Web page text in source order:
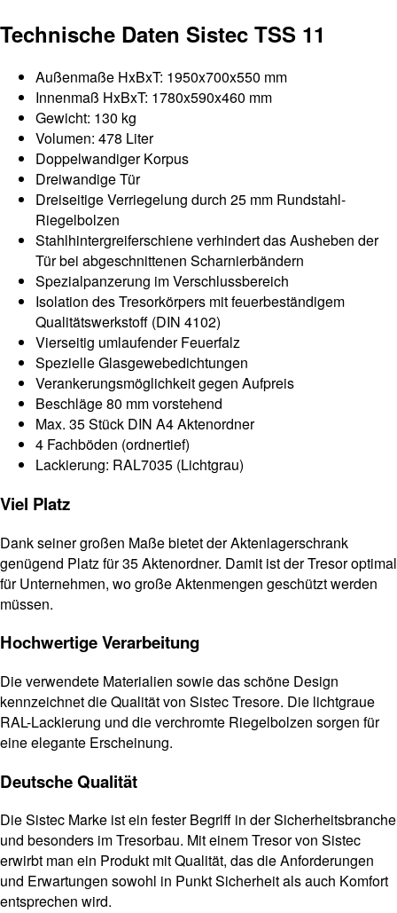
Technische Daten Sistec TSS 11
Außenmaße HxBxT: 1950x700x550 mm
Innenmaß HxBxT: 1780x590x460 mm
Gewicht: 130 kg
Volumen: 478 Liter
Doppelwandiger Korpus
Dreiwandige Tür
Dreiseitige Verriegelung durch 25 mm Rundstahl-
Riegelbolzen
Stahlhintergreiferschiene verhindert das Ausheben der
Tür bei abgeschnittenen Scharnierbändern
Spezialpanzerung im Verschlussbereich
Isolation des Tresorkörpers mit feuerbeständigem
Qualitätswerkstoff (DIN 4102)
Vierseitig umlaufender Feuerfalz
Spezielle Glasgewebedichtungen
Verankerungsmöglichkeit gegen Aufpreis
Beschläge 80 mm vorstehend
Max. 35 Stück DIN A4 Aktenordner
4 Fachböden (ordnertief)
Lackierung: RAL7035 (Lichtgrau)
Viel Platz
Dank seiner großen Maße bietet der Aktenlagerschrank
genügend Platz für 35 Aktenordner. Damit ist der Tresor optimal
für Unternehmen, wo große Aktenmengen geschützt werden
müssen.
Hochwertige Verarbeitung
Die verwendete Materialien sowie das schöne Design
kennzeichnet die Qualität von Sistec Tresore. Die lichtgraue
RAL-Lackierung und die verchromte Riegelbolzen sorgen für
eine elegante Erscheinung.
Deutsche Qualität
Die Sistec Marke ist ein fester Begriff in der Sicherheitsbranche
und besonders im Tresorbau. Mit einem Tresor von Sistec
erwirbt man ein Produkt mit Qualität, das die Anforderungen
und Erwartungen sowohl in Punkt Sicherheit als auch Komfort
entsprechen wird.